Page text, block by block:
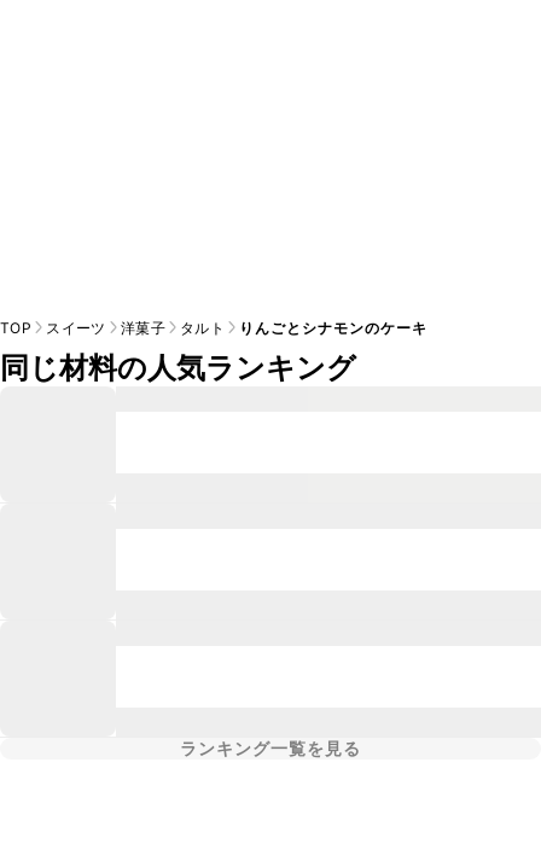
TOP スイーツ 洋菓子 タルト りんごとシナモンのケーキ
同じ材料の人気ランキング
ランキング一覧を見る